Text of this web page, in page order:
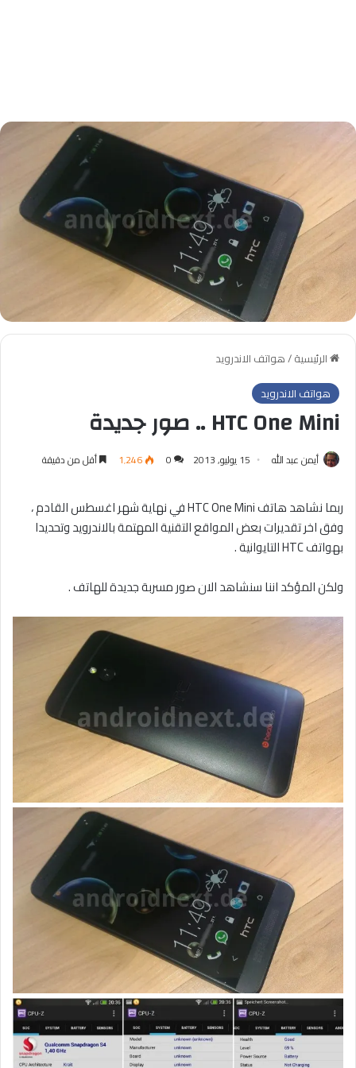
الرئيسية/هواتف الاندرويد
هواتف الاندرويد
HTC One Mini .. صور جديدة
أيمن عبد الله 15 يوليو, 2013 0 1٬246 أقل من دقيقة
ربما نشاهد هاتف HTC One Mini في نهاية شهر اغسطس القادم ،
وفق اخر تقديرات بعض المواقع التقنية المهتمة بالاندرويد وتحديدا
بهواتف HTC التايوانية .
ولكن المؤكد اننا سنشاهد الان صور مسربة جديدة للهاتف .